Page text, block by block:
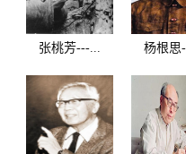
张桃芳---... 杨根思